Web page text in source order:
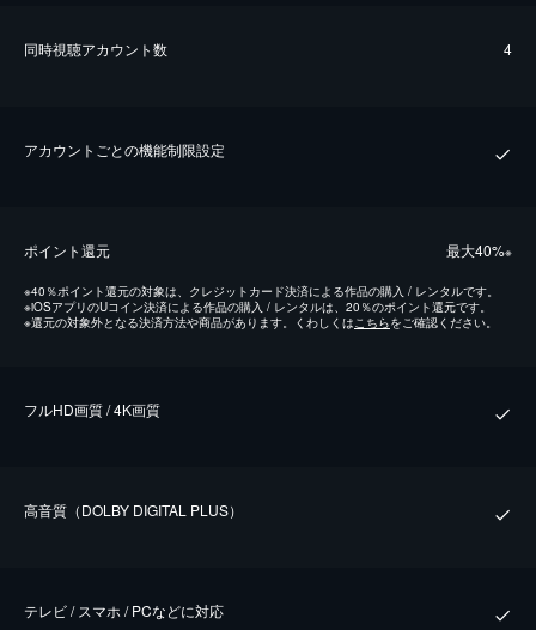
同時視聴アカウント数 4
アカウントごとの機能制限設定
ポイント還元 最⼤40%※
※40％ポイント還元の対象は、クレジットカード決済による作品の購入 / レンタルです。
※iOSアプリのUコイン決済による作品の購入 / レンタルは、20％のポイント還元です。
※還元の対象外となる決済方法や商品があります。くわしくはこちらをご確認ください。
フルHD画質 / 4K画質
⾼⾳質（DOLBY DIGITAL PLUS）
テレビ / スマホ / PCなどに対応